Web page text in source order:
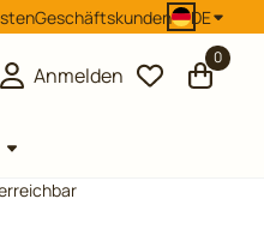
Geschäftskunden DE
Anmelden
0